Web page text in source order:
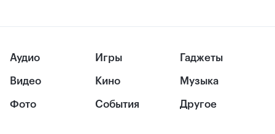
Аудио
Видео
Фото
Игры
Кино
События
Гаджеты
Музыка
Другое